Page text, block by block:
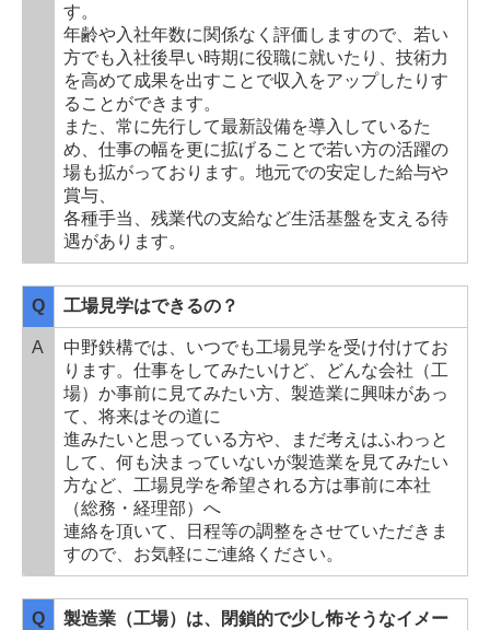
す。
年齢や入社年数に関係なく評価しますので、若い
方でも入社後早い時期に役職に就いたり、技術力
を高めて成果を出すことで収入をアップしたりす
ることができます。
また、常に先行して最新設備を導入しているた
め、仕事の幅を更に拡げることで若い方の活躍の
場も拡がっております。地元での安定した給与や
賞与、
各種手当、残業代の支給など生活基盤を支える待
遇があります。
Q 工場見学はできるの？
A
中野鉄構では、いつでも工場見学を受け付けてお
ります。仕事をしてみたいけど、どんな会社（工
場）か事前に見てみたい方、製造業に興味があっ
て、将来はその道に
進みたいと思っている方や、まだ考えはふわっと
して、何も決まっていないが製造業を見てみたい
方など、工場見学を希望される方は事前に本社
（総務・経理部）へ
連絡を頂いて、日程等の調整をさせていただきま
すので、お気軽にご連絡ください。
Q
製造業（工場）は、閉鎖的で少し怖そうなイメー